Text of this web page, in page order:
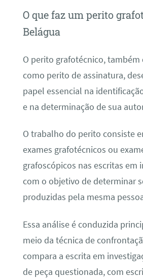
O que faz um perito
Belágua
O perito grafotécnico, também
como perito de assinatura,
papel essencial na
e na determinação de sua
O trabalho do perito consiste
exames grafotécnicos ou
grafoscópicos nas escritas em
com o objetivo de determinar
produzidas pela mesma
Essa análise é conduzida
meio da técnica de
compara a escrita em
de peça questionada, com